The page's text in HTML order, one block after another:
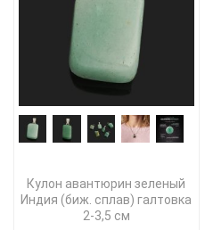
Кулон авантюрин зеленый
Индия (биж. сплав) галтовка
2-3,5 см